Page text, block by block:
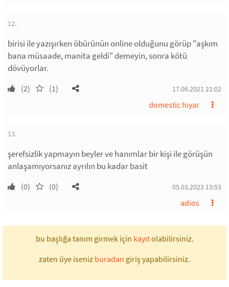
12.
birisi ile yazışırken öbürünün online olduğunu görüp "aşkım
bana müsaade, manita geldi" demeyin, sonra kötü
dövüyorlar.
(2) (1) 17.06.2021 21:02
domestic hıyar
13.
şerefsizlik yapmayın beyler ve hanımlar bir kişi ile görüşün
anlaşamıyorsanız ayrılın bu kadar basit
(0) (0) 05.03.2023 13:53
adios
bu başlığa tanım girmek için kayıtolabilirsiniz.
zaten üye iseniz buradan giriş yapabilirsiniz.